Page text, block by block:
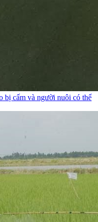
bị cấm và người nuôi có thể